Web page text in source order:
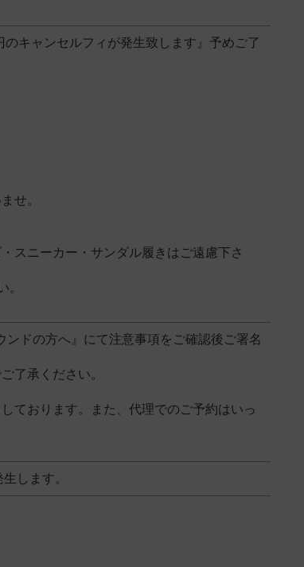
キャンセルフィが発生致します』予めご了
せ。
スニーカー・サンダル履きはご遠慮下さ
。
ドの方へ』にて注意事項をご確認後ご署名
了承ください。
ております。また、代理でのご予約はいっ
します。